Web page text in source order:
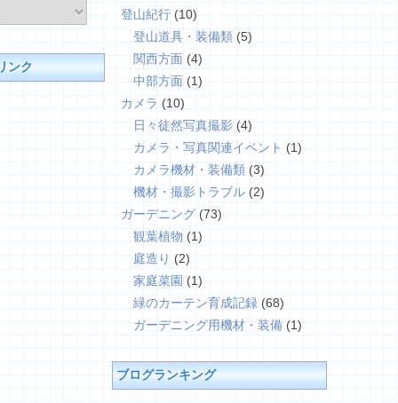
ンク
登山紀行 (10)
登山道具・装備類 (5)
関西方面(4)
中部方面(1)
カメラ (10)
日々徒然写真撮影 (4)
カメラ・写真関連イベント (1)
カメラ機材・装備類 (3)
機材・撮影トラブル (2)
ガーデニング(73)
観葉植物 (1)
庭造り (2)
家庭菜園(1)
緑のカーテン育成記録 (68)
ガーデニング用機材・装備 (1)
ブログランキング